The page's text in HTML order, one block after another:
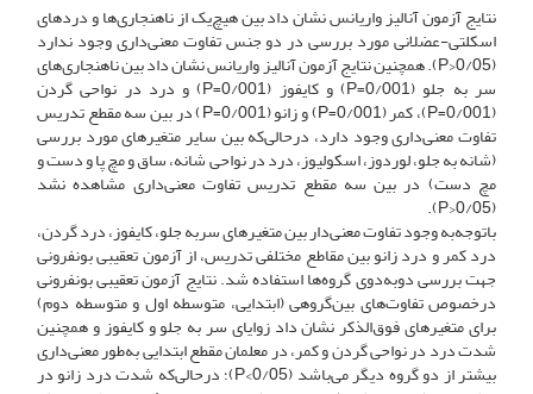
نتایج آزمون آنالیز واریانس نشان داد بین هیچ‌یک از ناهنجاری‌ها و دردهای
اسکلتی-عضلانی مورد بررسی در دو جنس تفاوت معنی‌داری وجود ندارد
(0/05<P). همچنین نتایج آزمون آنالیز واریانس نشان داد بین ناهنجاری‌های
سر به جلو (0/001=P) و کایفوز (0/001=P) و درد در نواحی گردن
(0/001=P)، کمر (0/001=P) و زانو (0/001=P) در بین سه مقطع تدریس
تفاوت معنی‌داری وجود دارد، درحالی‌که بین سایر متغیرهای مورد بررسی
(شانه به جلو، لوردوز، اسکولیوز، درد در نواحی شانه، ساق و مچ پا و دست و
مچ دست) در بین سه مقطع تدریس تفاوت معنی‌داری مشاهده نشد
(0/05<P).
باتوجه‌به وجود تفاوت معنی‌دار بین متغیرهای سربه جلو، کایفوز، درد گردن،
درد کمر و درد زانو بین مقاطع مختلفی تدریس، از آزمون تعقیبی بونفرونی
جهت بررسی دوبه‌دوی گروه‌ها استفاده شد. نتایج آزمون تعقیبی بونفرونی
درخصوص تفاوت‌های بین‌گروهی (ابتدایی، متوسطه اول و متوسطه دوم)
برای متغیرهای فوق‌الذکر نشان داد زوایای سر به جلو و کایفوز و همچنین
شدت درد در نواحی گردن و کمر، در معلمان مقطع ابتدایی به‌طور معنی‌داری
بیشتر از دو گروه دیگر می‌باشد (0/05>P)؛ درحالی‌که شدت درد زانو در